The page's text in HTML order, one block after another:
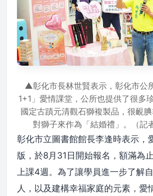
▲彰化市長林世賢表示，彰化市公
1+1」愛情課堂，公所也提供了很多
國定古蹟元清觀石獅複製品，很靦
對獅子來作為「結婚禮」。（記
彰化市立圖書館館長李逢時表示，
版，於8月31日開始報名，額滿為
上課4週。為了讓學員進一步了解
人，以及建構幸福家庭的元素，愛